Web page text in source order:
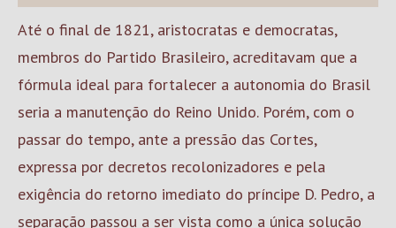
Até o final de 1821, aristocratas e democratas,
membros do Partido Brasileiro, acreditavam que a
fórmula ideal para fortalecer a autonomia do Brasil
seria a manutenção do Reino Unido. Porém, com o
passar do tempo, ante a pressão das Cortes,
expressa por decretos recolonizadores e pela
exigência do retorno imediato do príncipe D. Pedro, a
separação passou a ser vista como a única solução